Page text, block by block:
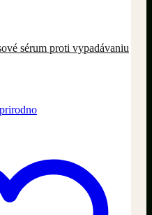
sérum proti vypadávaniu